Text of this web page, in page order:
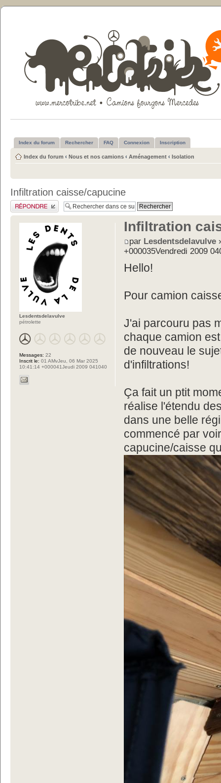
Index du forum Rechercher FAQ Connexion Inscription
Index du forum ‹ Nous et nos camions ‹ Aménagement ‹ Isolation
Infiltration caisse/capucine
Publier une réponse
Infiltration
par Lesdentsdelavulve
+000035Vendredi 2009
Hello!
Pour camion
J'ai parcouru pas
chaque camion
de nouveau le
d'infiltrations!
Ça fait un ptit
réalise l'étendu
dans une belle
commencé par
capucine/caisse
Lesdentsdelavulve
pétrolette
Messages: 22
Inscrit le: 01 AMvJeu, 06 Mar 2025
10:41:14 +000041Jeudi 2009 041040